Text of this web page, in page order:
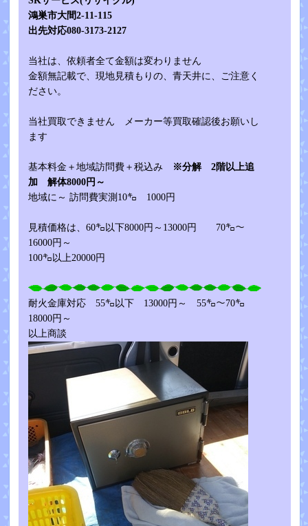
鴻巣市大間2-11-115
出先対応080-3173-2127
当社は、依頼者全て金額は変わりません
金額無記載で、現地見積もりの、青天井に、ご注意く
ださい。
当社買取できません メーカー等買取確認後お願いし
ます
基本料金＋地域訪問費＋税込み
※分解 2階以上追
加 解体8000円～
地域に～ 訪問費実測10㌔ 1000円
見積価格は、60㌔以下8000円～13000円 70㌔～
16000円～
100㌔以上20000円
耐火金庫対応 55㌔以下 13000円～ 55㌔～70㌔
18000円～
以上商談